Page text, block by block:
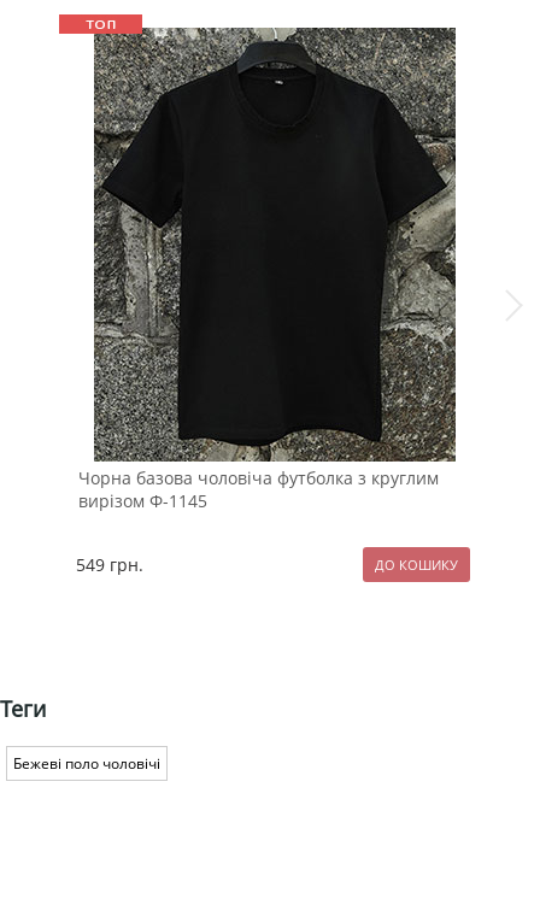
Чорна базова чоловіча футболка з круглим
вирізом Ф-1145
549 грн.
Теги
Бежеві поло чоловічі